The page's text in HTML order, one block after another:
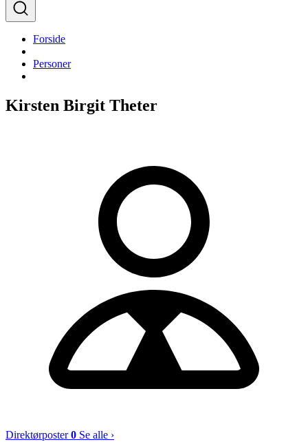
Forside
Personer
Kirsten Birgit Theter
Direktørposter0 Se alle ›